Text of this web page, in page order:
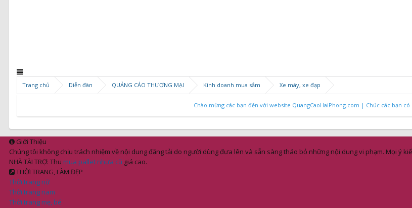
Trang chủ Diễn đàn QUẢNG CÁO THƯƠNG MẠI Kinh doanh mua sắm Xe máy, xe đạp
Chào mừng các bạn đến với website QuangCaoHaiPhong.com | Chúc các bạn
Giới Thiệu
Chúng tôi không chịu trách nhiệm về nội dung đăng tải do người dùng đưa lên và sẵn sàng tháo bỏ những nội dung vi phạm. Mọi ý
NHÀ TÀI TRỢ: Thu mua pallet nhựa cũ giá cao.
THỜI TRANG, LÀM ĐẸP
Thời trang nữ
Thời trang nam
Thời trang mẹ, bé